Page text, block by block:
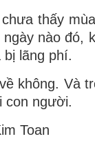
thấy
nào đó,
lãng phí.
không. Và
con người.
Toan